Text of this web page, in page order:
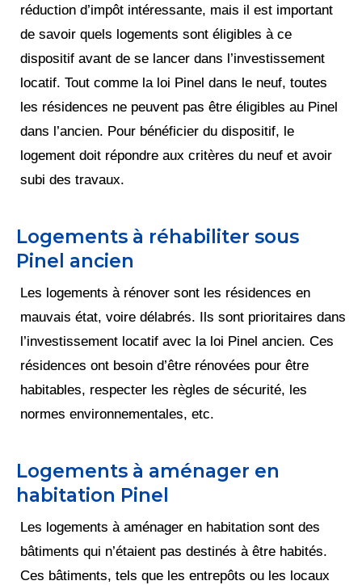
réduction d’impôt intéressante, mais il est important
de savoir quels logements sont éligibles à ce
dispositif avant de se lancer dans l’investissement
locatif. Tout comme la loi Pinel dans le neuf, toutes
les résidences ne peuvent pas être éligibles au Pinel
dans l’ancien. Pour bénéficier du dispositif, le
logement doit répondre aux critères du neuf et avoir
subi des travaux.
Logements à réhabiliter sous
Pinel ancien
Les logements à rénover sont les résidences en
mauvais état, voire délabrés. Ils sont prioritaires dans
l’investissement locatif avec la loi Pinel ancien. Ces
résidences ont besoin d’être rénovées pour être
habitables, respecter les règles de sécurité, les
normes environnementales, etc.
Logements à aménager en
habitation Pinel
Les logements à aménager en habitation sont des
bâtiments qui n’étaient pas destinés à être habités.
Ces bâtiments, tels que les entrepôts ou les locaux